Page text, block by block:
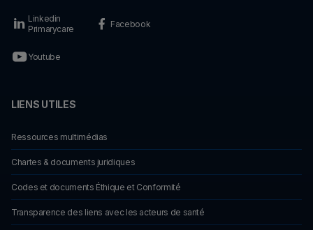
Linkedin
Primarycare
Facebook
Youtube
LIENS UTILES
Ressources multimédias
Chartes & documents juridiques
Codes et documents Éthique et Conformité
Transparence des liens avec les acteurs de santé